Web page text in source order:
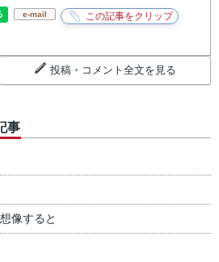
e-mail
投稿・コメント全文を見る
事
像すると